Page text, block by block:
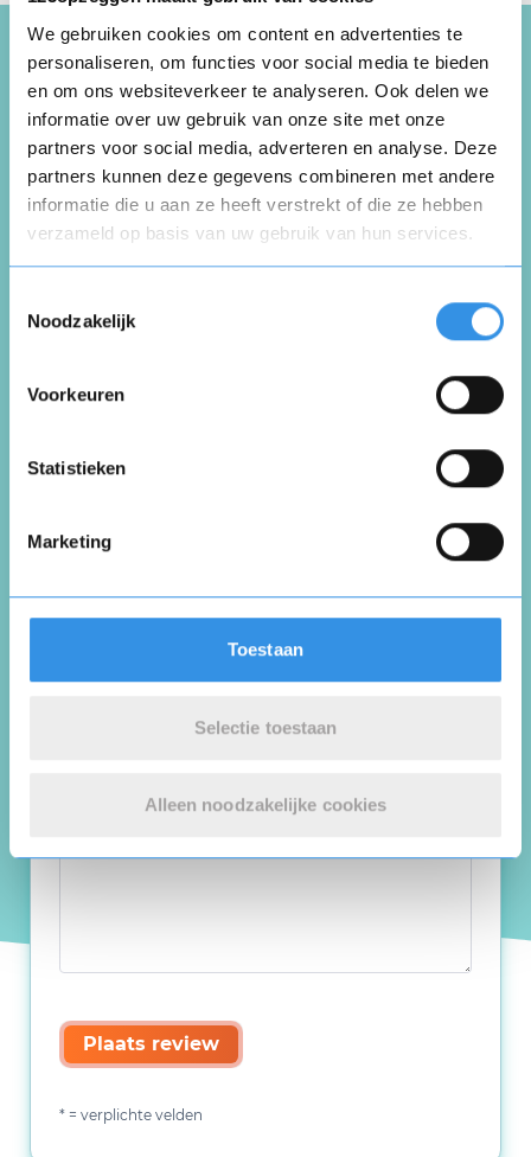
We gebruiken cookies om content en advertenties te
personaliseren, om functies voor social media te bieden
en om ons websiteverkeer te analyseren. Ook delen we
informatie over uw gebruik van onze site met onze
partners voor social media, adverteren en analyse. Deze
partners kunnen deze gegevens combineren met andere
informatie die u aan ze heeft verstrekt of die ze hebben
verzameld op basis van uw gebruik van hun services.
Noodzakelijk
Voorkeuren
Statistieken
Marketing
Toestaan
Selectie toestaan
Alleen noodzakelijke cookies
Schrijf een review over
Mandema en Partners
Volmacht
Schrijf een review
Plaats review
* = verplichte velden